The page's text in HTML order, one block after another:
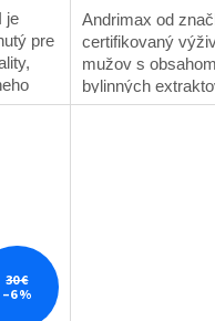
je
pre
z
hviezdičiek.
Andrimax od
certifikovaný
mužov s
bylinných
Tribulus, Ženšen,
30 €
–6 %